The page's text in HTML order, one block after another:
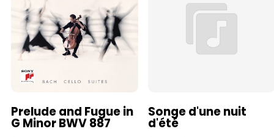
Prelude and Fugue in
G Minor BWV 887
Songe d'une nuit
d'été